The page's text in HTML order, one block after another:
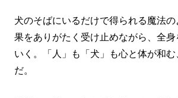
犬のそばにいるだけで得られる魔法
果をありがたく受け止めながら、全
いく。「人」も「犬」も心と体が和
だ。